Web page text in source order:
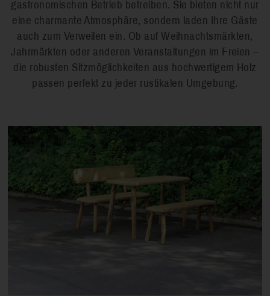
gastronomischen Betrieb betreiben. Sie bieten nicht nur
eine charmante Atmosphäre, sondern laden Ihre Gäste
auch zum Verweilen ein. Ob auf Weihnachtsmärkten,
Jahrmärkten oder anderen Veranstaltungen im Freien –
die robusten Sitzmöglichkeiten aus hochwertigem Holz
passen perfekt zu jeder rustikalen Umgebung.